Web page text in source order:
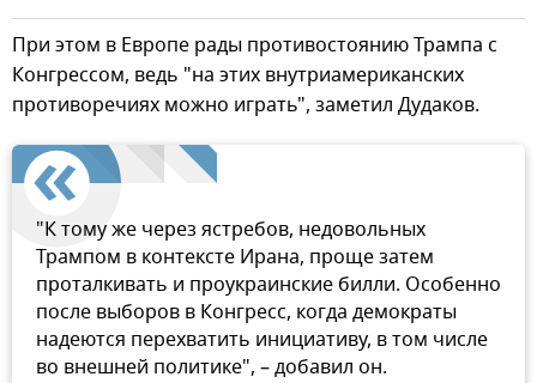
При этом в Европе рады противостоянию Трампа с
Конгрессом, ведь "на этих внутриамериканских
противоречиях можно играть", заметил Дудаков.
"К тому же через ястребов, недовольных
Трампом в контексте Ирана, проще затем
проталкивать и проукраинские билли. Особенно
после выборов в Конгресс, когда демократы
надеются перехватить инициативу, в том числе
во внешней политике", – добавил он.